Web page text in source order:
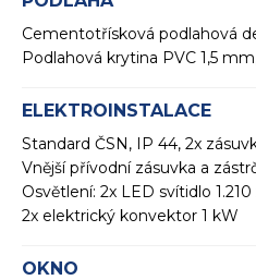
Cementotřísková podlahová
Podlahová krytina PVC 1,5
ELEKTROINSTALACE
Standard ČSN, IP 44, 2x
Vnější přívodní zásuvka a
Osvětlení: 2x LED svítidlo
2x elektrický konvektor 1 kW
OKNO